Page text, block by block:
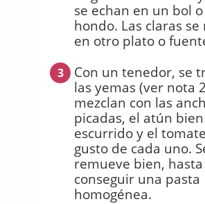
se echan en un bol
hondo. Las claras
en otro plato o
3
Con un tenedor, se
las yemas (ver nota
mezclan con las
picadas, el atún bien
escurrido y el
gusto de cada uno.
remueve bien, hasta
conseguir una pasta
homogénea.